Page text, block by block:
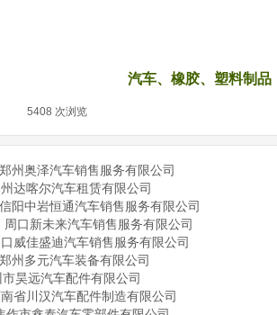
汽车、橡胶、塑料制品
5408 次浏览
郑州奥泽汽车销售服务有限公司
达喀尔汽车租赁有限公司
信阳中岩恒通汽车销售服务有限公司
周口新未来汽车销售服务有限公司
威佳盛迪汽车销售服务有限公司
郑州多元汽车装备有限公司
昊远汽车配件有限公司
省川汉汽车配件制造有限公司